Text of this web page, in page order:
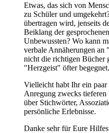
Etwas, das sich von
zu Schüler und
übertragen wird, jenseits
Beiklang der
Unbewussten? Wo kann
verbale Annäherungen an
nicht die richtigen Bücher
"Herzgeist" öfter begegnet.
Vielleicht habt Ihr ein
Anregung zwecks tieferen
über Stichwörter,
persönliche Erlebnisse.
Danke sehr für Eure